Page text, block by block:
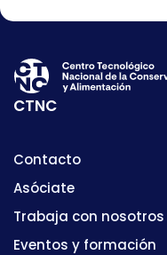
CTNC
Contacto
Asóciate
Trabaja con nosotros
Eventos y formación